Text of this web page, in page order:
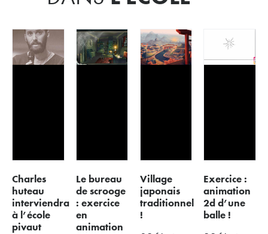
charles
huteau
interviendra
à l’école
pivaut
le bureau
de scrooge
: exercice
en
animation
village
japonais
traditionnel
!
exercice :
animation
2d d’une
balle !